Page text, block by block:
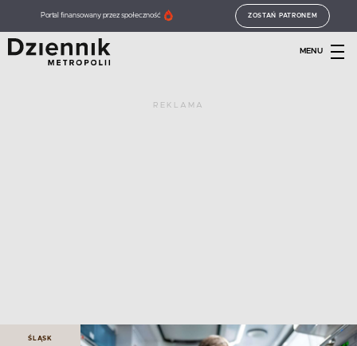
Portal finansowany przez społeczność ZOSTAŃ PATRONEM
MENU
REKLAMA
ŚLĄSK